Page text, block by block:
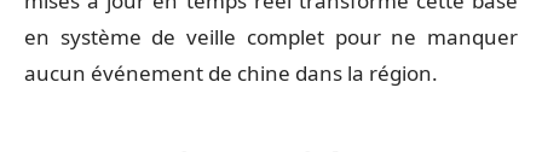
en système de veille complet pour ne manquer
aucun événement de chine dans la région.